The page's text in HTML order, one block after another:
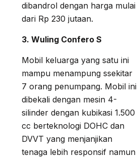
dibandrol dengan harga mulai
dari Rp 230 jutaan.
3. Wuling Confero S
Mobil keluarga yang satu ini
mampu menampung ssekitar
7 orang penumpang. Mobil ini
dibekali dengan mesin 4-
silinder dengan kubikasi 1.500
cc berteknologi DOHC dan
DVVT yang menjanjikan
tenaga lebih responsif namun